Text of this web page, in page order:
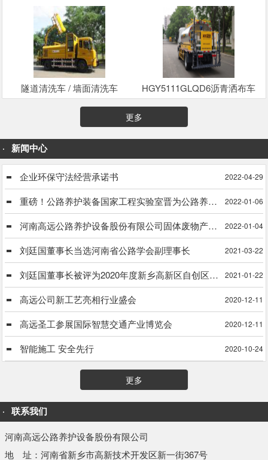
隧道清洗车 / 墙面清洗车 HGY5111GLQD6沥青洒布车
更多
新闻中心
企业环保守法经营承诺书 2022-04-29
重磅！公路养护装备国家工程实验室晋为公路养护装备国家工程研究中心 2022-01-06
河南高远公路养护设备股份有限公司固体废物产生单位信息公式 2022-01-04
刘廷国董事长当选河南省公路学会副理事长 2021-03-22
刘廷国董事长被评为2020年度新乡高新区自创区建设工作先进个人 2021-01-22
高远公司新工艺亮相行业盛会 2020-12-11
高远圣工参展国际智慧交通产业博览会 2020-12-11
智能施工 安全先行 2020-10-24
更多
联系我们
河南高远公路养护设备股份有限公司
地 址：河南省新乡市高新技术开发区新一街367号